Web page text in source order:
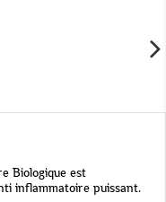
Biologique est
inflammatoire puissant.